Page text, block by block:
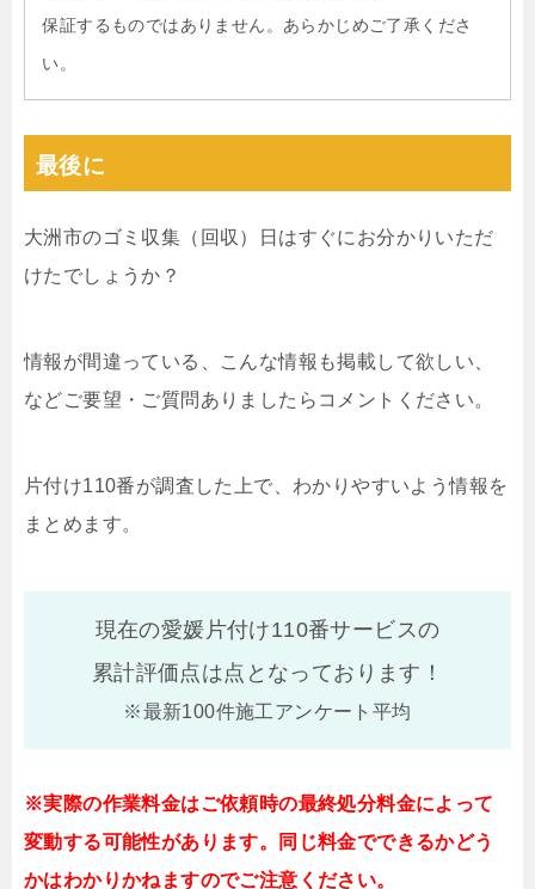
保証するものではありません。あらかじめご了承くださ
い。
最後に
大洲市のゴミ収集（回収）日はすぐにお分かりいただ
けたでしょうか？
情報が間違っている、こんな情報も掲載して欲しい、
などご要望・ご質問ありましたらコメントください。
片付け110番が調査した上で、わかりやすいよう情報を
まとめます。
現在の愛媛片付け110番サービスの
累計評価点は点となっております！
※最新100件施工アンケート平均
※実際の作業料金はご依頼時の最終処分料金によって
変動する可能性があります。同じ料金でできるかどう
かはわかりかねますのでご注意ください。